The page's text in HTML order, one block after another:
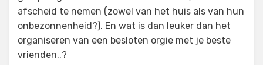
afscheid te nemen (zowel van het huis als van hun
onbezonnenheid?). En wat is dan leuker dan het
organiseren van een besloten orgie met je beste
vrienden..?